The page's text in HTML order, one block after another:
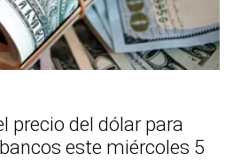
precio del dólar para
este miércoles 5